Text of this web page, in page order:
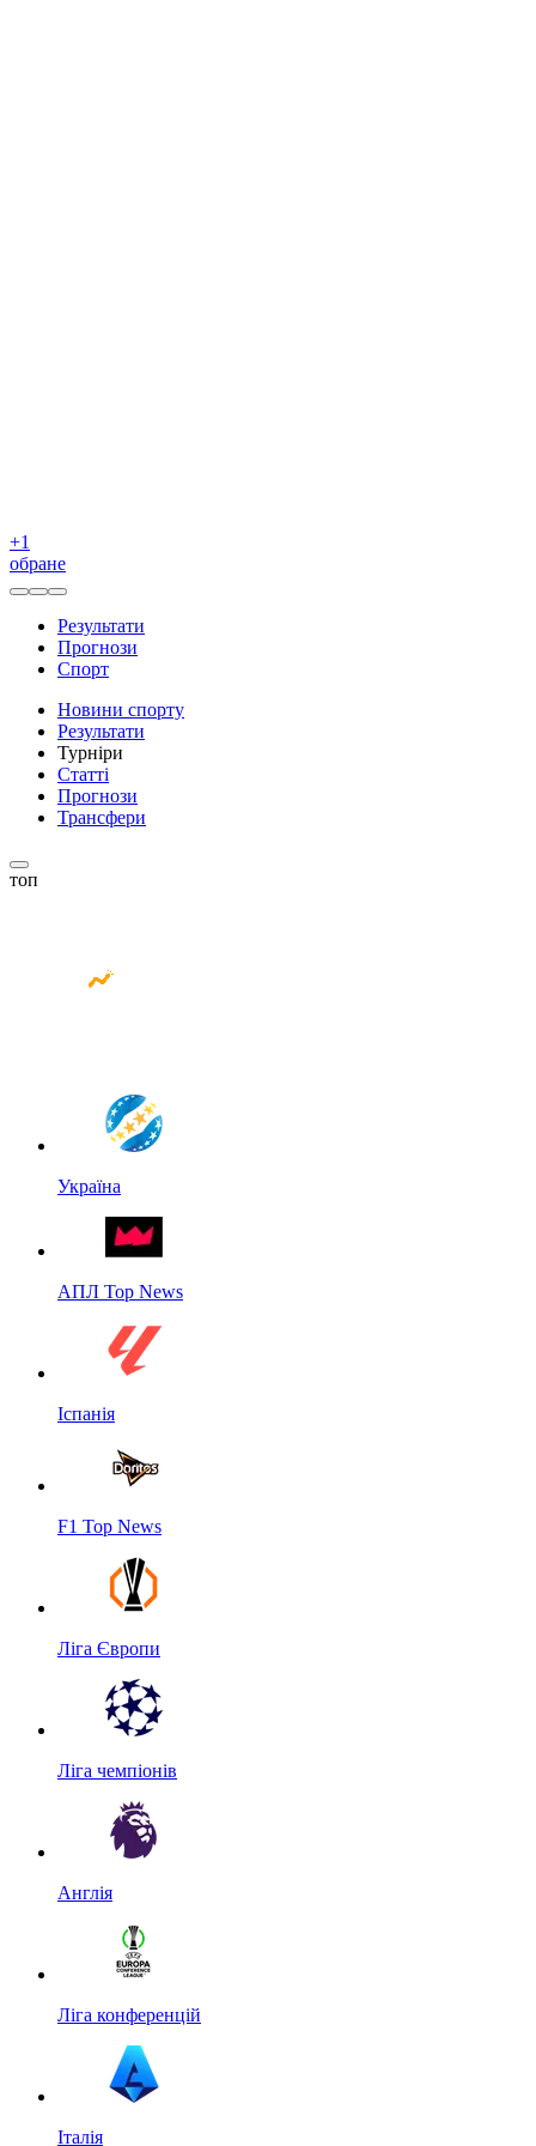
+1
обране
Результати
Прогнози
Спорт
Новини спорту
Результати
Турніри
Статті
Прогнози
Трансфери
топ
Україна
АПЛ Top News
Іспанія
F1 Top News
Ліга Європи
Ліга чемпіонів
Англія
Ліга конференцій
Італія